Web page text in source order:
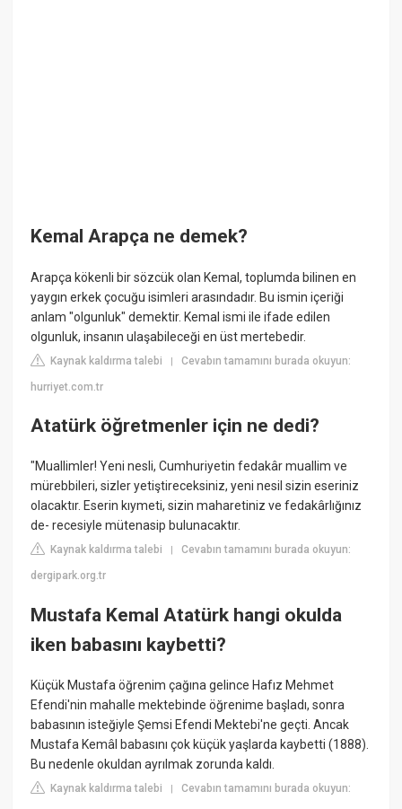
Kemal Arapça ne demek?
Arapça kökenli bir sözcük olan Kemal, toplumda bilinen en
yaygın erkek çocuğu isimleri arasındadır. Bu ismin içeriği
anlam "olgunluk" demektir. Kemal ismi ile ifade edilen
olgunluk, insanın ulaşabileceği en üst mertebedir.
Kaynak kaldırma talebi |Cevabın tamamını burada okuyun:
hurriyet.com.tr
Atatürk öğretmenler için ne dedi?
"Muallimler! Yeni nesli, Cumhuriyetin fedakâr muallim ve
mürebbileri, sizler yetiştireceksiniz, yeni nesil sizin eseriniz
olacaktır. Eserin kıymeti, sizin maharetiniz ve fedakârlığınız
de- recesiyle mütenasip bulunacaktır.
Kaynak kaldırma talebi |Cevabın tamamını burada okuyun:
dergipark.org.tr
Mustafa Kemal Atatürk hangi okulda
iken babasını kaybetti?
Küçük Mustafa öğrenim çağına gelince Hafız Mehmet
Efendi'nin mahalle mektebinde öğrenime başladı, sonra
babasının isteğiyle Şemsi Efendi Mektebi'ne geçti. Ancak
Mustafa Kemâl babasını çok küçük yaşlarda kaybetti (1888).
Bu nedenle okuldan ayrılmak zorunda kaldı.
Kaynak kaldırma talebi |Cevabın tamamını burada okuyun: